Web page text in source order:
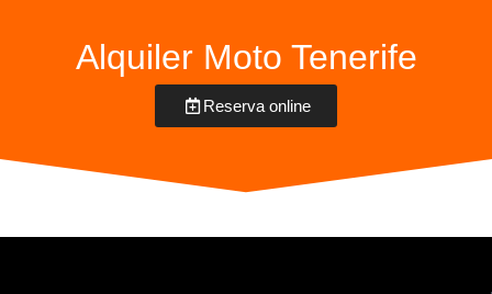
Alquiler Moto Tenerife
Reserva online